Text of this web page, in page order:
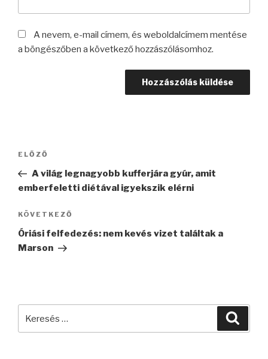
A nevem, e-mail címem, és weboldalcímem mentése
a böngészőben a következő hozzászólásomhoz.
Bejegyzés
Korábbi
bejegyzés
ELŐZŐ
A világ legnagyobb kufferjára gyúr, amit
emberfeletti diétával igyekszik elérni
Következő
bejegyzés
KÖVETKEZŐ
Óriási felfedezés: nem kevés vizet találtak a
Marson